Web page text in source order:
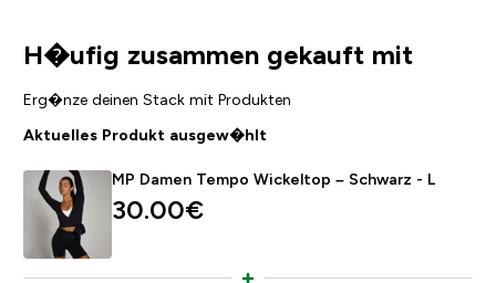
H�ufig zusammen gekauft mit
Erg�nze deinen Stack mit Produkten
Aktuelles Produkt ausgew�hlt
MP Damen Tempo Wickeltop – Schwarz - L
30.00€‎